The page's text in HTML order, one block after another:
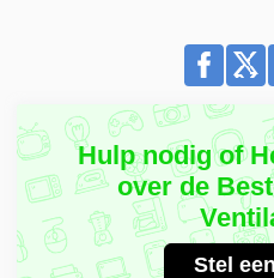
Hulp nodig of
over de
Stel